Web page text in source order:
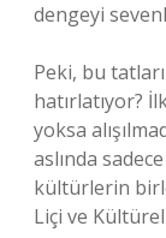
dengeyi
Peki, bu
hatırlatıyor?
yoksa
aslında
kültürlerin
Liçi ve